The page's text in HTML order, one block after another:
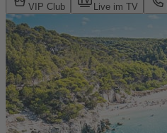
VIP Club Live im TV